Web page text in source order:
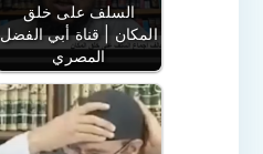
السلف على خلق
المكان | قناة أبي الفضل
المصري